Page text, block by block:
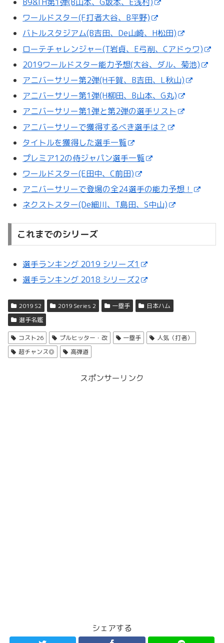
ワールドスター(F打者大谷、B平野)
バトルスタジアム(B吉田、De山崎、H松田)
ローテチャレンジャー(T岩貞、E弓削、Cアドゥワ)
2019ワールドスター能力予想(大谷、ダル、菊池)
アニバーサリー第2弾(H千賀、B吉田、L秋山)
アニバーサリー第1弾(H柳田、B山本、G丸)
アニバーサリー第1弾と第2弾の選手リスト
アニバーサリーで獲得するべき選手は？
タイトルを獲得した選手一覧
プレミア12の侍ジャパン選手一覧
ワールドスター(E田中、C前田)
アニバーサリーで登場の全24選手の能力予想！
ネクストスター(De細川、T島田、S中山)
これまでのシリーズ
選手ランキング 2019 シリーズ1
選手ランキング 2018 シリーズ2
2019 S2 2019 Series 2 一塁手
日本ハム
選手名鑑
コスト26 プルヒッター・改 一塁手
人気（打者）
超チャンス◎
高弾道
スポンサーリンク
シェアする